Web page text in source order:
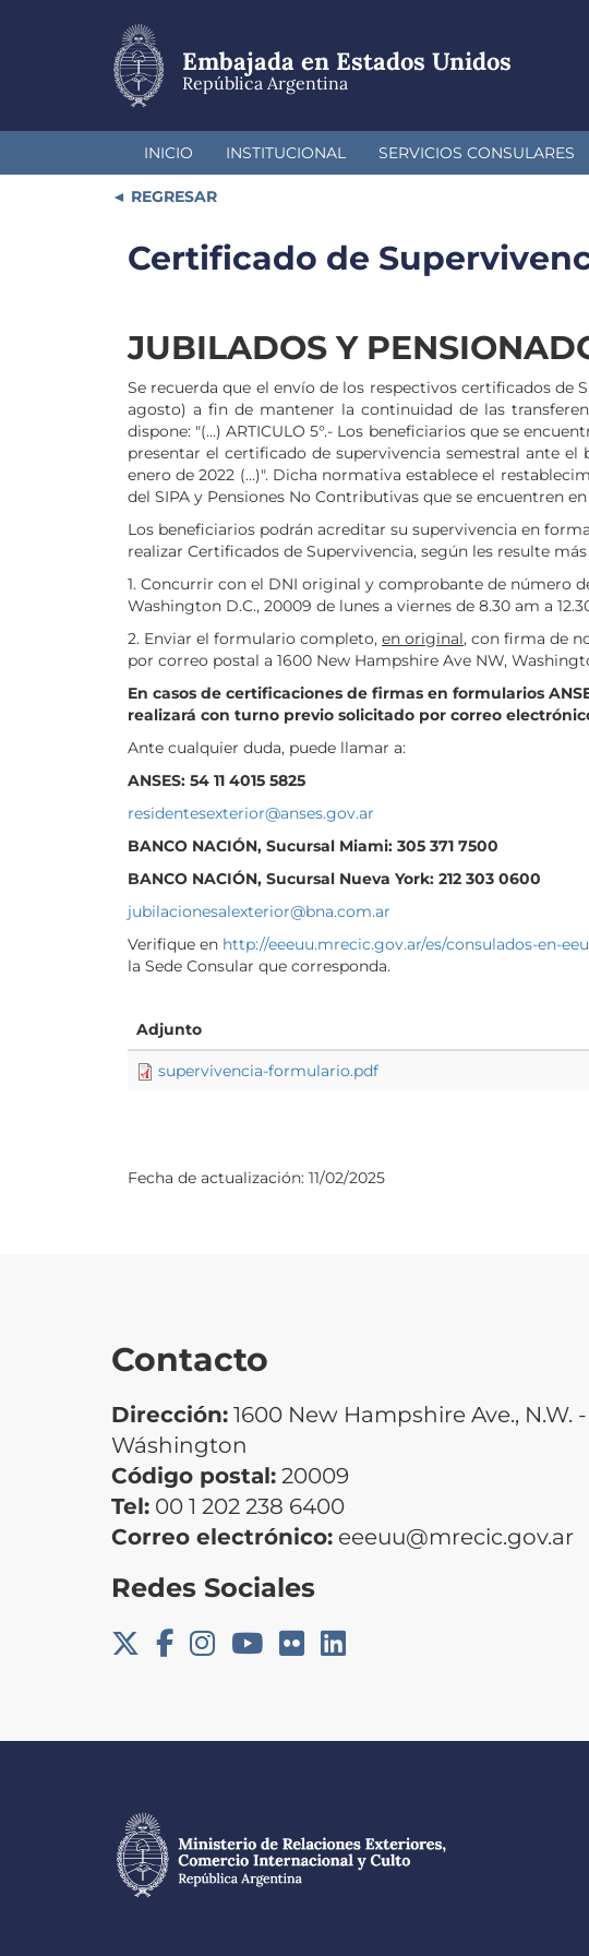
Embajada en Estados Unidos
República Argentina
INICIO INSTITUCIONAL SERVICIOS CONSULARES
REGRESAR
Certificado de
JUBILADOS Y
Se recuerda que el envío de los respectivos certificados de
agosto) a fin de mantener la continuidad de las
dispone: "(...) ARTICULO 5°.- Los beneficiarios que se
presentar el certificado de supervivencia semestral ante
enero de 2022 (...)". Dicha normativa establece el
del SIPA y Pensiones No Contributivas que se encuentren
Los beneficiarios podrán acreditar su supervivencia en
realizar Certificados de Supervivencia, según les resulte
1. Concurrir con el DNI original y comprobante de número
Washington D.C., 20009 de lunes a viernes de 8.30 am a
2. Enviar el formulario completo, en original, con firma de
por correo postal a 1600 New Hampshire Ave NW,
En casos de certificaciones de firmas en formularios
realizará con turno previo solicitado por correo
Ante cualquier duda, puede llamar a:
ANSES: 54 11 4015 5825
residentesexterior@anses.gov.ar
BANCO NACIÓN, Sucursal Miami: 305 371 7500
BANCO NACIÓN, Sucursal Nueva York: 212 303 0600
jubilacionesalexterior@bna.com.ar
Verifique en http://eeeuu.mrecic.gov.ar/es/consulados-en-
la Sede Consular que corresponda.
Adjunto
supervivencia-formulario.pdf
Fecha de actualización: 11/02/2025
Contacto
Dirección: 1600 New Hampshire Ave., N.W. -
Wáshington
Código postal: 20009
Tel: 00 1 202 238 6400
Correo electrónico: eeeuu@mrecic.gov.ar
Redes Sociales